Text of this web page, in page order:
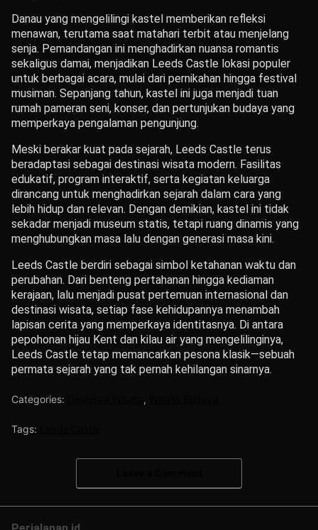
Danau yang mengelilingi kastel memberikan refleksi
menawan, terutama saat matahari terbit atau menjelang
senja. Pemandangan ini menghadirkan nuansa romantis
sekaligus damai, menjadikan Leeds Castle lokasi populer
untuk berbagai acara, mulai dari pernikahan hingga festival
musiman. Sepanjang tahun, kastel ini juga menjadi tuan
rumah pameran seni, konser, dan pertunjukan budaya yang
memperkaya pengalaman pengunjung.
Meski berakar kuat pada sejarah, Leeds Castle terus
beradaptasi sebagai destinasi wisata modern. Fasilitas
edukatif, program interaktif, serta kegiatan keluarga
dirancang untuk menghadirkan sejarah dalam cara yang
lebih hidup dan relevan. Dengan demikian, kastel ini tidak
sekadar menjadi museum statis, tetapi ruang dinamis yang
menghubungkan masa lalu dengan generasi masa kini.
Leeds Castle berdiri sebagai simbol ketahanan waktu dan
perubahan. Dari benteng pertahanan hingga kediaman
kerajaan, lalu menjadi pusat pertemuan internasional dan
destinasi wisata, setiap fase kehidupannya menambah
lapisan cerita yang memperkaya identitasnya. Di antara
pepohonan hijau Kent dan kilau air yang mengelilinginya,
Leeds Castle tetap memancarkan pesona klasik—sebuah
permata sejarah yang tak pernah kehilangan sinarnya.
Categories: ,
Tags: